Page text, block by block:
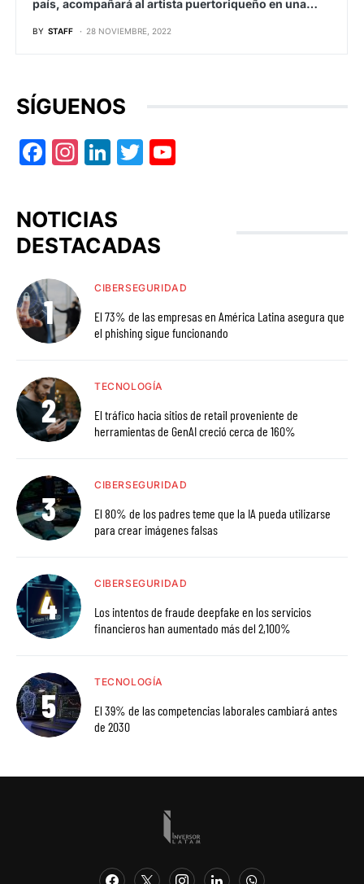
país, acompañará al artista puertoriqueño en una…
BY STAFF 28 NOVIEMBRE, 2022
SÍGUENOS
Facebook
Instagram
LinkedIn
Twitter
NOTICIAS
DESTACADAS
CIBERSEGURIDAD
El 73% de las empresas en América Latina asegura que
el phishing sigue funcionando
TECNOLOGÍA
El tráfico hacia sitios de retail proveniente de
herramientas de GenAI creció cerca de 160%
CIBERSEGURIDAD
El 80% de los padres teme que la IA pueda utilizarse
para crear imágenes falsas
CIBERSEGURIDAD
Los intentos de fraude deepfake en los servicios
financieros han aumentado más del 2,100%
TECNOLOGÍA
El 39% de las competencias laborales cambiará antes
de 2030